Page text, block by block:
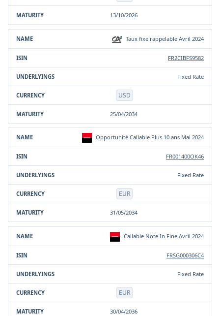
13/10/2026
Taux fixe rappelable Avril 2024
FR2CIBFS9582
Fixed Rate
USD
25/04/2034
Opportunité Callable Plus 10 ans Mai 2024
FR001400OK46
Fixed Rate
EUR
31/05/2034
Callable Note In Fine Avril 2024
FRSG000306C4
Fixed Rate
EUR
30/04/2036